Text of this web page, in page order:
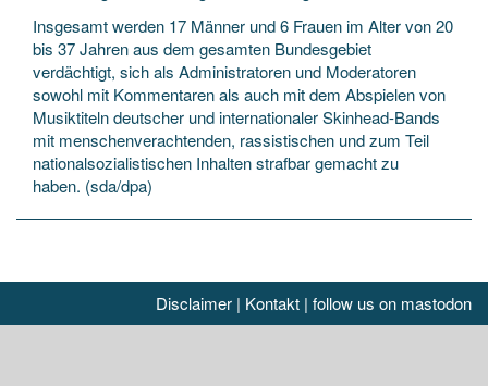
Insgesamt werden 17 Männer und 6 Frauen im Alter von 20
bis 37 Jahren aus dem gesamten Bundesgebiet
verdächtigt, sich als Administratoren und Moderatoren
sowohl mit Kommentaren als auch mit dem Abspielen von
Musiktiteln deutscher und internationaler Skinhead-Bands
mit menschenverachtenden, rassistischen und zum Teil
nationalsozialistischen Inhalten strafbar gemacht zu
haben. (sda/dpa)
Disclaimer | Kontakt | follow us on mastodon